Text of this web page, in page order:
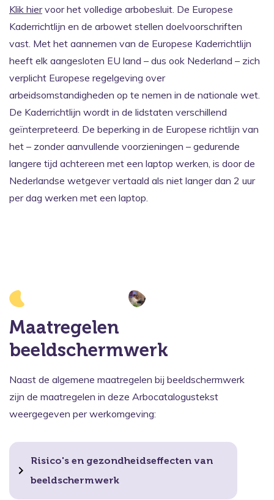
Klik hiervoor het volledige arbobesluit. De Europese
Kaderrichtlijn en de arbowet stellen doelvoorschriften
vast. Met het aannemen van de Europese Kaderrichtlijn
heeft elk aangesloten EU land – dus ook Nederland – zich
verplicht Europese regelgeving over
arbeidsomstandigheden op te nemen in de nationale wet.
De Kaderrichtlijn wordt in de lidstaten verschillend
geïnterpreteerd. De beperking in de Europese richtlijn van
het – zonder aanvullende voorzieningen – gedurende
langere tijd achtereen met een laptop werken, is door de
Nederlandse wetgever vertaald als niet langer dan 2 uur
per dag werken met een laptop.
Maatregelen
beeldschermwerk
Naast de algemene maatregelen bij beeldschermwerk
zijn de maatregelen in deze Arbocatalogustekst
weergegeven per werkomgeving:
Risico's en gezondheidseffecten van
beeldschermwerk